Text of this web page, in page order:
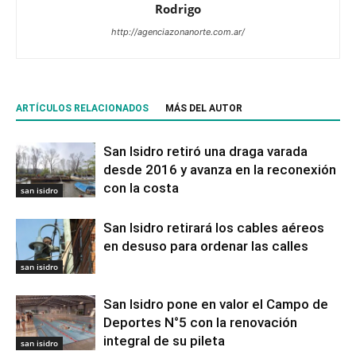
Rodrigo
http://agenciazonanorte.com.ar/
ARTÍCULOS RELACIONADOS MÁS DEL AUTOR
san isidro
San Isidro retiró una draga varada
desde 2016 y avanza en la reconexión
con la costa
san isidro
San Isidro retirará los cables aéreos
en desuso para ordenar las calles
san isidro
San Isidro pone en valor el Campo de
Deportes N°5 con la renovación
integral de su pileta